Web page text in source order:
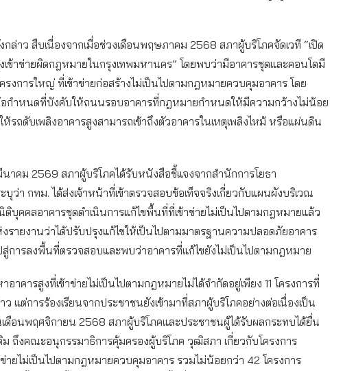
ล่าว สืบเนื่องจากเมื่อช่วงเดือนพฤษภาคม 2568 สภาผู้บริโภคจัดเวที “เปิด
เข้าข่ายผิดกฎหมายในกรุงเทพมหานคร” โดยพบว่ามีอาคารชุดและคอนโดมี
ครงการใหญ่ ที่เข้าข่ายก่อสร้างไม่เป็นไปตามกฎหมายควบคุมอาคาร โดย
อกำหนดที่บังคับให้ถนนรอบอาคารที่กฎหมายกำหนดให้มีความกว้างไม่น้อย
ห้รถดับเพลิงอาคารสูงสามารถเข้าถึงตัวอาคารในเหตุเพลิงไหม้ หรือแผ่นดิน
าคม 2569 สภาผู้บริโภคได้รับหนังสือชี้แจงจากสำนักการโยธา
บุว่า กทม. ได้ส่งเจ้าหน้าที่เข้าตรวจสอบข้อเท็จจริงเกี่ยวกับแผนผังบริเวณ
ติบุคคลอาคารชุดดำเนินการแก้ไขพื้นที่ที่เข้าข่ายไม่เป็นไปตามกฎหมายแล้ว
รายงานว่าได้ปรับปรุงแก้ไขให้เป็นไปตามมาตรฐานความปลอดภัยอาคาร
สู่การลงพื้นที่ตรวจสอบและพบว่าอาคารที่แก้ไขยังไม่เป็นไปตามกฎหมาย
าคารสูงที่เข้าข่ายไม่เป็นไปตามกฎหมายไม่ได้จำกัดอยู่เพียง 11 โครงการที่
ว แต่การร้องเรียนจากประชาชนยังเข้ามาที่สภาผู้บริโภคอย่างต่อเนื่องเป็น
ดือนพฤศจิกายน 2568 สภาผู้บริโภคและประชาชนผู้ได้รับผลกระทบได้ยื่น
ติม ถึงคณะอนุกรรมาธิการคุ้มครองผู้บริโภค วุฒิสภา เกี่ยวกับโครงการ
ายไม่เป็นไปตามกฎหมายควบคุมอาคาร รวมไม่น้อยกว่า 42 โครงการ